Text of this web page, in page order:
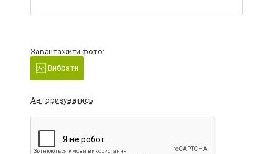
Завантажити фото:
Вибрати
Авторизуватись